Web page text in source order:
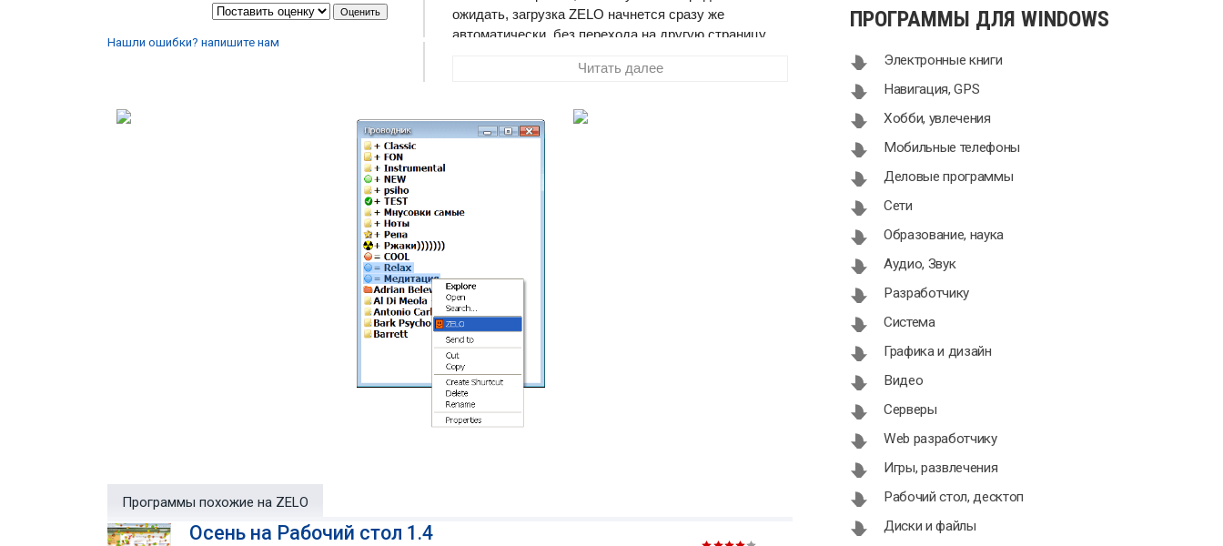
Нашли ошибки? напишите нам
ожидать, загрузка ZELO начнется сразу же
автоматически, без перехода на другую страницу.
у папок, файлов или дисков. Теперь можно быстро,
наглядно и эффективно присвоить практически
свой вкус и желание.
В программе содержится довольно-таки большая
редактировать существующие (папка icons).
Приложение отлично интегрируется в контекстное
меню проводника Windows, что значительно
упрощает и ускоряет применение программы.
Основные возможности ZELO:
Гибкое назначение значков иконок для фалов и
Читать далее
Программы похожие на ZELO
Осень на Рабочий стол 1.4
ПРОГРАММЫ ДЛЯ WINDOWS
Электронные книги
Навигация, GPS
Хобби, увлечения
Мобильные телефоны
Деловые программы
Сети
Образование, наука
Аудио, Звук
Разработчику
Система
Графика и дизайн
Видео
Серверы
Web разработчику
Игры, развлечения
Рабочий стол, десктоп
Диски и файлы